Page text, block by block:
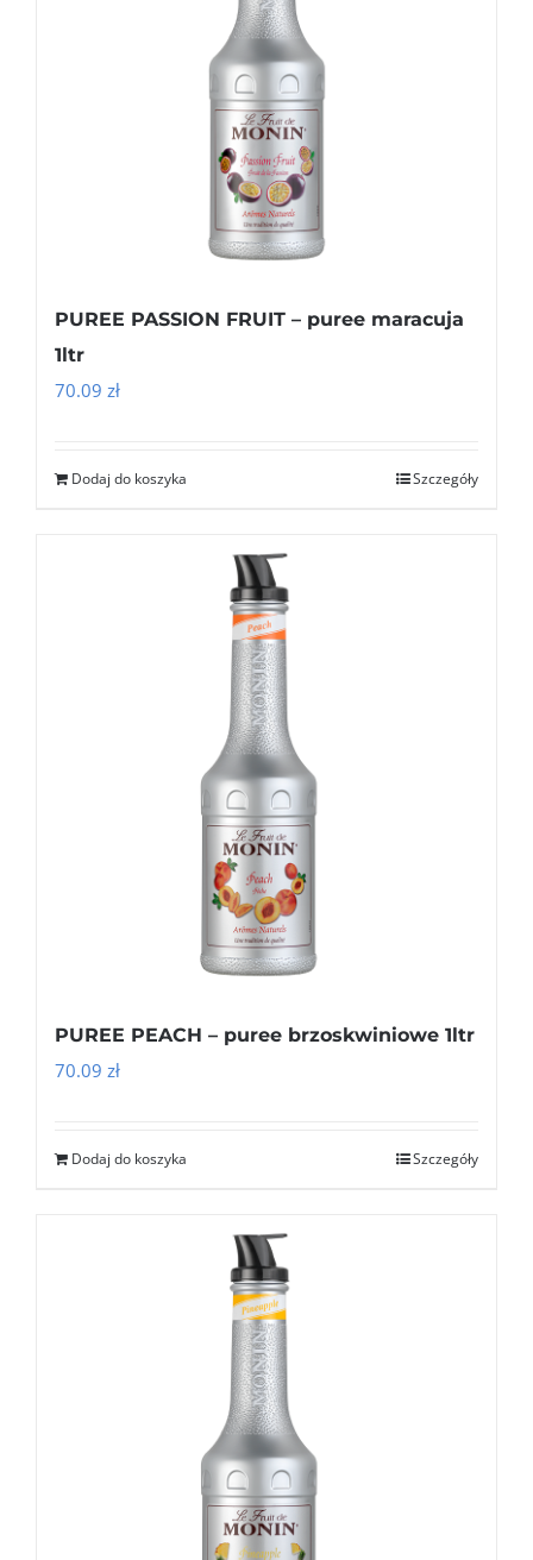
PUREE PASSION FRUIT – puree maracuja
1ltr
70.09 zł
Dodaj do koszyka Szczegóły
PUREE PEACH – puree brzoskwiniowe 1ltr
70.09 zł
Dodaj do koszyka Szczegóły